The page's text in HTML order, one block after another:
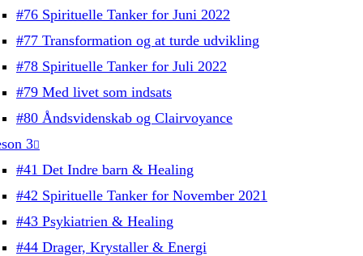
#76 Spirituelle Tanker for Juni 2022
#77 Transformation og at turde udvikling
#78 Spirituelle Tanker for Juli 2022
#79 Med livet som indsats
#80 Åndsvidenskab og Clairvoyance
3
#41 Det Indre barn & Healing
#42 Spirituelle Tanker for November 2021
#43 Psykiatrien & Healing
#44 Drager, Krystaller & Energi